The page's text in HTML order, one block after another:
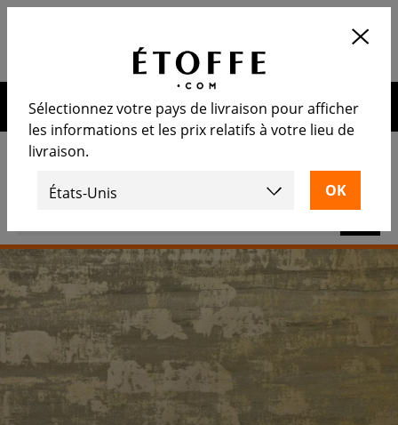
Calculez le nombre de rouleaux
nécessaire
OUVRIR
inscrivant à notre newsletter
Sélectionnez votre pays de livraison pour afficher
les informations et les prix relatifs à votre lieu de
livraison.